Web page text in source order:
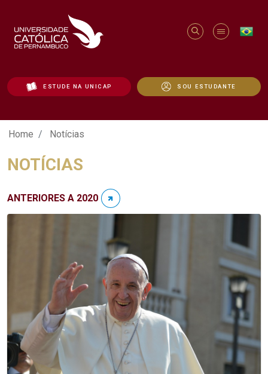
ESTUDE NA UNICAP SOU ESTUDANTE
Notícias - Unicap
Home Notícias
NOTÍCIAS
ANTERIORES A 2020